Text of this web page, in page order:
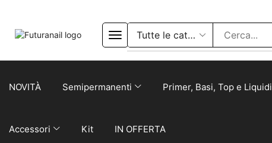
NOVITÀ Semipermanenti Primer, Basi, Top e Liquidi
Accessori Kit IN OFFERTA